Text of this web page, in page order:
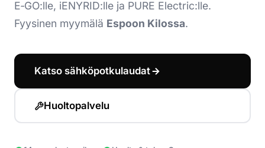
Yrityksille
Yhteystiedot
E‑GO:lle, iENYRID:lle ja PURE Electric:lle.
Fyysinen myymälä Espoon Kilossa.
Katso sähköpotkulaudat
Huoltopalvelu